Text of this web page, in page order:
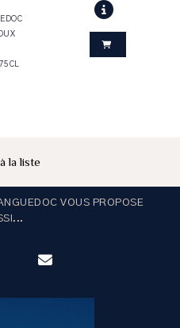
la liste
VOUS PROPOSE